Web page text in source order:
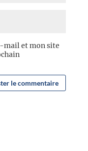
mail et mon site